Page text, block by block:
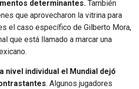
determinantes. También
que aprovecharon la vitrina para
el caso específico de Gilberto Mora,
que está llamado a marcar una
nivel individual el Mundial dejó
. Algunos jugadores